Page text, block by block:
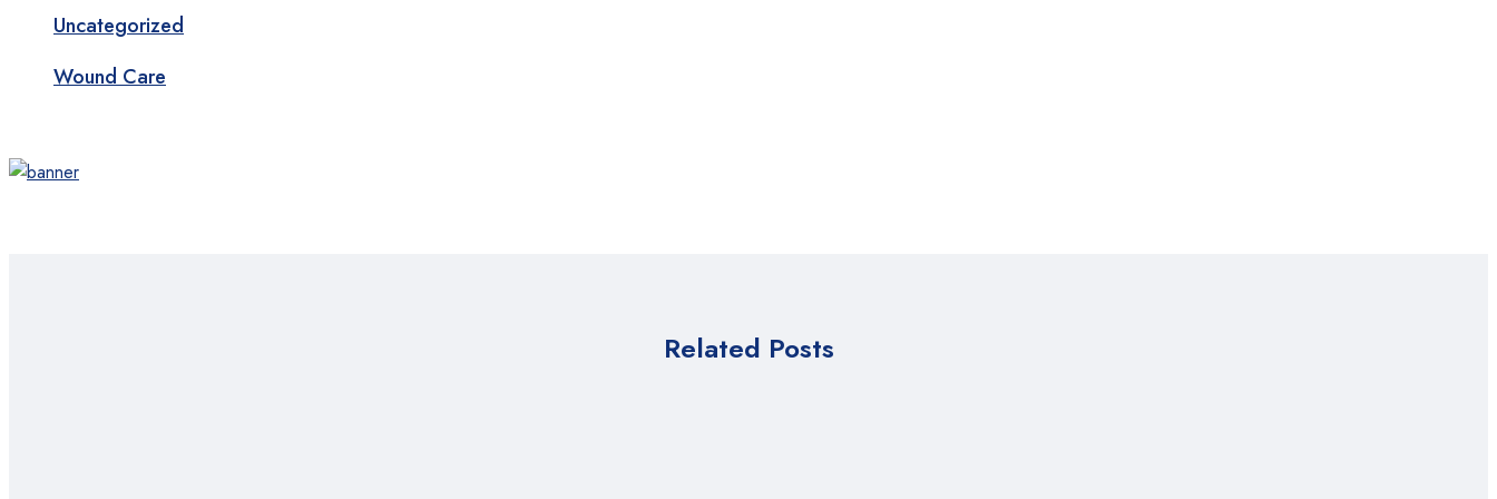
Uncategorized
Wound Care
Related Posts